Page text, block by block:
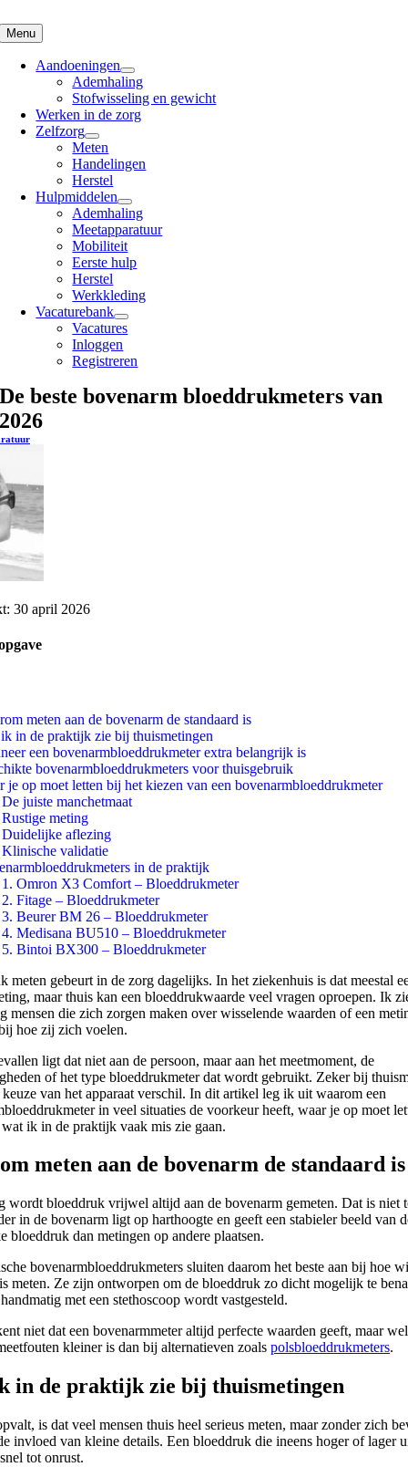
to
content
Menu
Aandoeningen
Ademhaling
Stofwisseling en gewicht
Werken in de zorg
Zelfzorg
Meten
Handelingen
Herstel
Hulpmiddelen
Ademhaling
Meetapparatuur
Mobiliteit
Eerste hulp
Herstel
Werkkleding
Vacaturebank
Vacatures
Inloggen
Registreren
De beste bovenarm bloeddrukmeters van
2026
30 april 2026
meten aan de bovenarm de standaard is
in de praktijk zie bij thuismetingen
een bovenarmbloeddrukmeter extra belangrijk is
bovenarmbloeddrukmeters voor thuisgebruik
je op moet letten bij het kiezen van een bovenarmbloeddrukmeter
De juiste manchetmaat
Rustige meting
Duidelijke aflezing
Klinische validatie
in de praktijk
1. Omron X3 Comfort – Bloeddrukmeter
2. Fitage – Bloeddrukmeter
3. Beurer BM 26 – Bloeddrukmeter
4. Medisana BU510 – Bloeddrukmeter
5. Bintoi BX300 – Bloeddrukmeter
meten gebeurt in de zorg dagelijks. In het ziekenhuis is dat meestal
maar thuis kan een bloeddrukwaarde veel vragen oproepen. Ik
mensen die zich zorgen maken over wisselende waarden of een
hoe zij zich voelen.
ligt dat niet aan de persoon, maar aan het meetmoment, de
of het type bloeddrukmeter dat wordt gebruikt. Zeker bij
keuze van het apparaat verschil. In dit artikel leg ik uit waarom een
in veel situaties de voorkeur heeft, waar je op moet
wat ik in de praktijk vaak mis zie gaan.
meten aan de bovenarm de standaard is
wordt bloeddruk vrijwel altijd aan de bovenarm gemeten. Dat is niet
in de bovenarm ligt op harthoogte en geeft een stabieler beeld van
bloeddruk dan metingen op andere plaatsen.
bovenarmbloeddrukmeters sluiten daarom het beste aan bij hoe
meten. Ze zijn ontworpen om de bloeddruk zo dicht mogelijk te
met een stethoscoop wordt vastgesteld.
niet dat een bovenarmmeter altijd perfecte waarden geeft, maar
kleiner is dan bij alternatieven zoalspolsbloeddrukmeters.
in de praktijk zie bij thuismetingen
is dat veel mensen thuis heel serieus meten, maar zonder zich
invloed van kleine details. Een bloeddruk die ineens hoger of lager
tot onrust.